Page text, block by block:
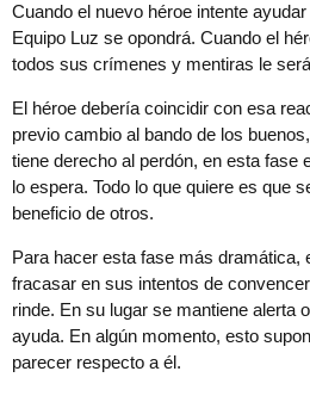
Cuando el nuevo héroe intente
Equipo Luz se opondrá. Cuando el
todos sus crímenes y mentiras le
El héroe debería coincidir con esa
previo cambio al bando de los
tiene derecho al perdón, en esta fase
lo espera. Todo lo que quiere es que
beneficio de otros.
Para hacer esta fase más dramática,
fracasar en sus intentos de
rinde. En su lugar se mantiene alerta
ayuda. En algún momento, esto
parecer respecto a él.